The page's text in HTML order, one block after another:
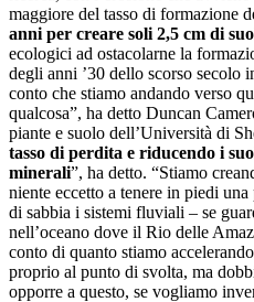
maggiore del tasso di formazione
anni per creare soli 2,5 cm di
ecologici ad ostacolarne la
degli anni ’30 dello scorso secolo
conto che stiamo andando verso
qualcosa”, ha detto Duncan
piante e suolo dell’Università di
tasso di perdita e riducendo i
minerali”, ha detto. “Stiamo
niente eccetto a tenere in piedi
di sabbia i sistemi fluviali – se
nell’oceano dove il Rio delle
conto di quanto stiamo
proprio al punto di svolta, ma
opporre a questo, se vogliamo